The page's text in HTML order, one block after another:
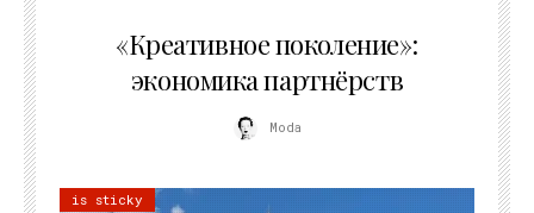
«Креативное поколение»:
экономика партнёрств
Moda
is sticky